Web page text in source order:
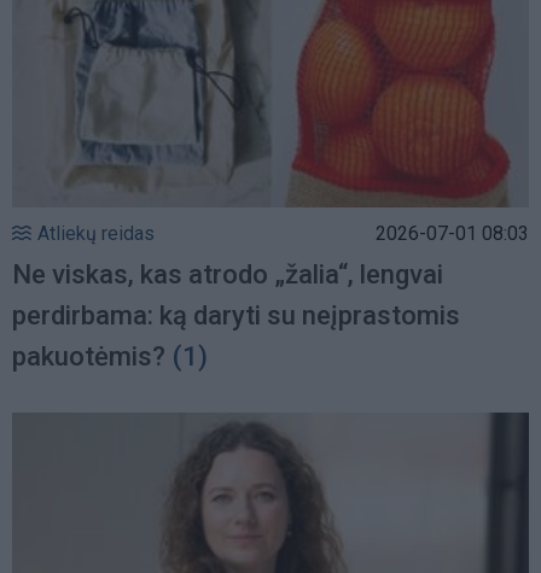
Atliekų reidas 2026-07-01 08:03
Ne viskas, kas atrodo „žalia“, lengvai
perdirbama: ką daryti su neįprastomis
pakuotėmis? (1)